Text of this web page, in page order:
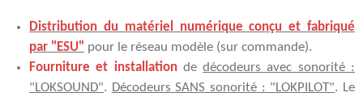
Distribution du matériel numérique conçu et fabriqué
par "ESU" pour le réseau modèle (sur commande).
Fourniture et installationdedécodeurs avec sonorité :
"LOKSOUND". Décodeurs SANS sonorité : "LOKPILOT". Le